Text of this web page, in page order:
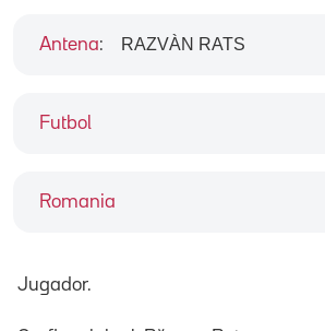
Futbol
Romania
Antena: RAZVÀN RATS
Jugador.